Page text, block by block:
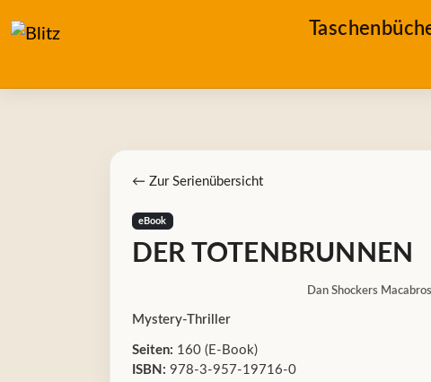
← Zur Serienübersicht
eBook
DER TOTENBRUNNEN
Dan Shockers
Mystery-Thriller
Seiten: 160 (E-Book)
ISBN: 978-3-957-19716-0